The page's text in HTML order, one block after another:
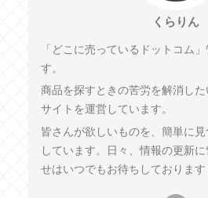
くらりん
「どこに売っているドットコム
す。
商品を探すときの苦労を解消し
サイトを運営しています。
皆さんが欲しいものを、簡単に
しています。日々、情報の更新
せはいつでもお待ちしております